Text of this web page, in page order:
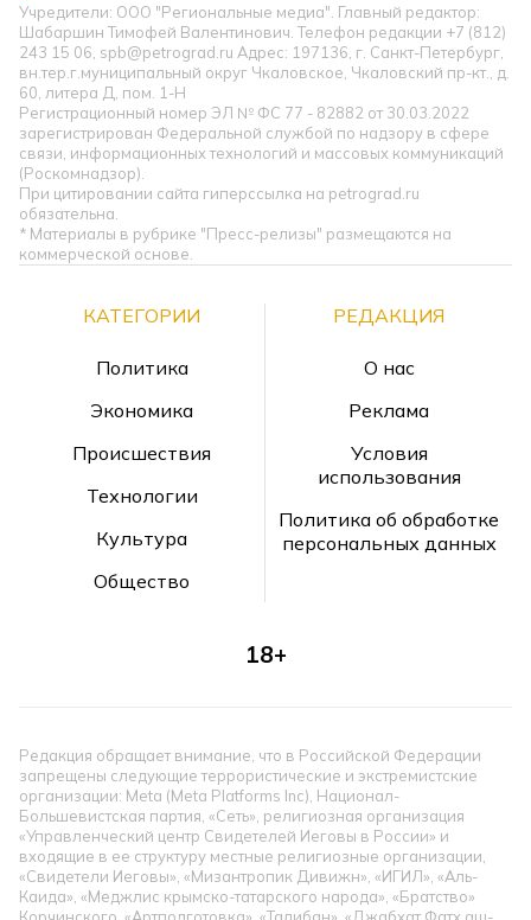
Учредители: ООО "Региональные медиа". Главный редактор:
Шабаршин Тимофей Валентинович. Телефон редакции +7 (812)
243 15 06, spb@petrograd.ru Адрес: 197136, г. Санкт-Петербург,
вн.тер.г.муниципальный округ Чкаловское, Чкаловский пр-кт., д.
60, литера Д, пом. 1-Н
Регистрационный номер ЭЛ № ФС 77 - 82882 от 30.03.2022
зарегистрирован Федеральной службой по надзору в сфере
связи, информационных технологий и массовых коммуникаций
(Роскомнадзор).
При цитировании сайта гиперссылка на petrograd.ru
обязательна.
* Материалы в рубрике "Пресс-релизы" размещаются на
коммерческой основе.
КАТЕГОРИИ
Политика
Экономика
Происшествия
Технологии
Культура
Общество
РЕДАКЦИЯ
О нас
Реклама
Условия
использования
Политика об обработке
персональных данных
18+
Редакция обращает внимание, что в Российской Федерации
запрещены следующие террористические и экстремистские
организации: Meta (Meta Platforms Inc), Национал-
Большевистская партия, «Сеть», религиозная организация
«Управленческий центр Свидетелей Иеговы в России» и
входящие в ее структуру местные религиозные организации,
«Свидетели Иеговы», «Мизантропик Дивижн», «ИГИЛ», «Аль-
Каида», «Меджлис крымско-татарского народа», «Братство»
Корчинского, «Артподготовка», «Талибан», «Джабхат Фатх аш-